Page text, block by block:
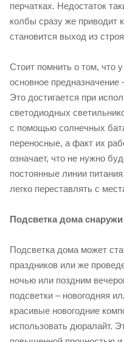
перчатках. Недостаток
колбы сразу же приводит
становится выход из
Стоит помнить о том, что
основное предназначение
Это достигается при
светодиодных
с помощью солнечных
переносные, а факт их
означает, что не нужно
постоянные линии
легко переставлять с
Подсветка дома снаружи
Подсветка дома может
праздников или же
ночью или поздним
подсветки – новогодняя
красивые новогодние
использовать дюралайт.